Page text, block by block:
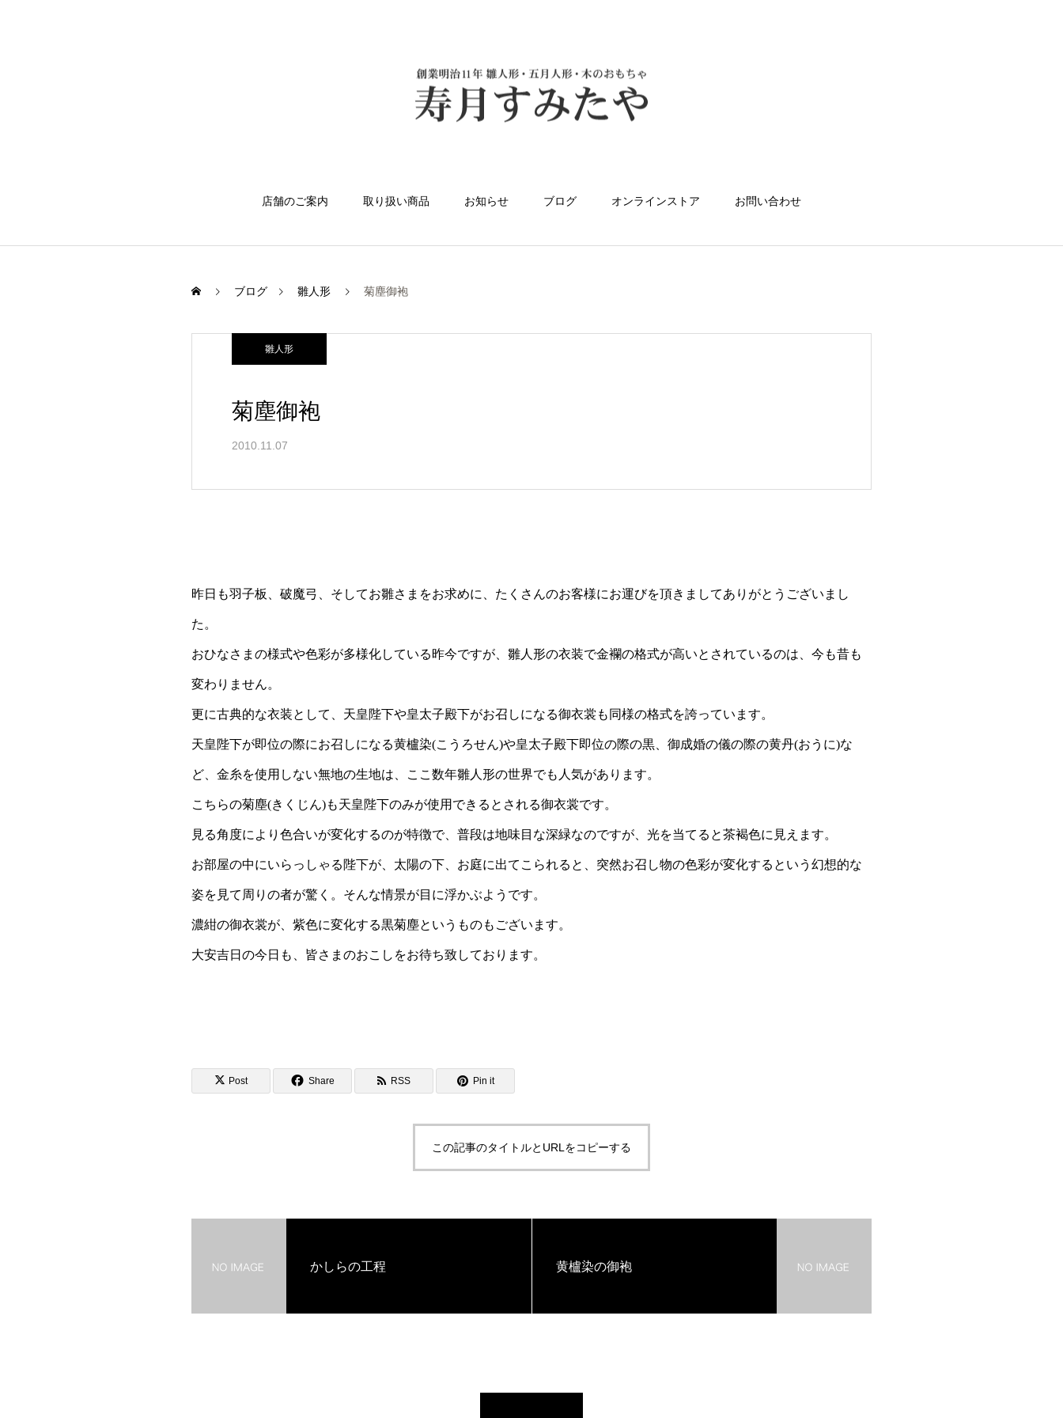
店舗のご案内 取り扱い商品 お知らせ ブログ オンラインストア お問い合わせ
ブログ 雛人形 菊塵御袍
雛人形
菊塵御袍
2010.11.07
昨日も羽子板、破魔弓、そしてお雛さまをお求めに、たくさんのお客様にお運びを頂きましてありがとうございまし
た。
おひなさまの様式や色彩が多様化している昨今ですが、雛人形の衣装で金襴の格式が高いとされているのは、今も昔も
変わりません。
更に古典的な衣装として、天皇陛下や皇太子殿下がお召しになる御衣裳も同様の格式を誇っています。
天皇陛下が即位の際にお召しになる黄櫨染(こうろせん)や皇太子殿下即位の際の黒、御成婚の儀の際の黄丹(おうに)な
ど、金糸を使用しない無地の生地は、ここ数年雛人形の世界でも人気があります。
こちらの菊塵(きくじん)も天皇陛下のみが使用できるとされる御衣裳です。
見る角度により色合いが変化するのが特徴で、普段は地味目な深緑なのですが、光を当てると茶褐色に見えます。
お部屋の中にいらっしゃる陛下が、太陽の下、お庭に出てこられると、突然お召し物の色彩が変化するという幻想的な
姿を見て周りの者が驚く。そんな情景が目に浮かぶようです。
濃紺の御衣裳が、紫色に変化する黒菊塵というものもございます。
大安吉日の今日も、皆さまのおこしをお待ち致しております。
Post Share RSS Pin it
この記事のタイトルとURLをコピーする
かしらの工程 黄櫨染の御袍